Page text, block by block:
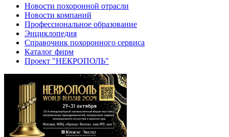
Новости похоронной отрасли
Новости компаний
Профессиональное образование
Энциклопедия
Справочник похоронного сервиса
Каталог фирм
Проект "НЕКРОПОЛЬ"